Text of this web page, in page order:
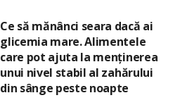
Ce să mănânci seara dacă ai
glicemia mare. Alimentele
care pot ajuta la menținerea
unui nivel stabil al zahărului
din sânge peste noapte